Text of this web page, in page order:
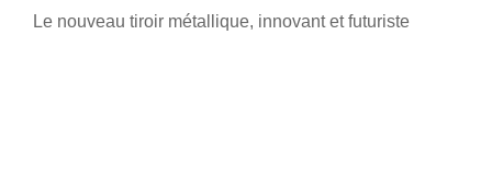
Le nouveau tiroir métallique, innovant et futuriste